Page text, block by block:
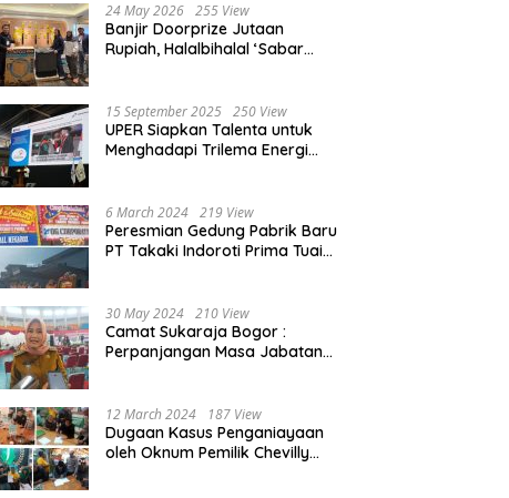
24 May 2026 255 View
Banjir Doorprize Jutaan
Rupiah, Halalbihalal ‘Sabar
15 September 2025 250 View
UPER Siapkan Talenta untuk
Menghadapi Trilema Energi
Beasiswa 30% di 2025
6 March 2024 219 View
Peresmian Gedung Pabrik Baru
PT Takaki Indoroti Prima Tuai
30 May 2024 210 View
Camat Sukaraja Bogor :
Perpanjangan Masa Jabatan
yang Besar
12 March 2024 187 View
Dugaan Kasus Penganiayaan
oleh Oknum Pemilik Chevilly